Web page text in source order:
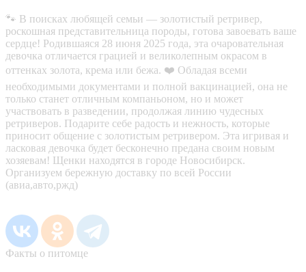
🐾 В поисках любящей семьи — золотистый ретривер,
роскошная представительница породы, готова завоевать ваше
сердце! Родившаяся 28 июня 2025 года, эта очаровательная
девочка отличается грацией и великолепным окрасом в
оттенках золота, крема или бежа. ❤️ Обладая всеми
необходимыми документами и полной вакцинацией, она не
только станет отличным компаньоном, но и может
участвовать в разведении, продолжая линию чудесных
ретриверов. Подарите себе радость и нежность, которые
приносит общение с золотистым ретривером. Эта игривая и
ласковая девочка будет бесконечно предана своим новым
хозяевам! Щенки находятся в городе Новосибирск.
Организуем бережную доставку по всей России
(авиа,авто,ржд)
Факты о питомце